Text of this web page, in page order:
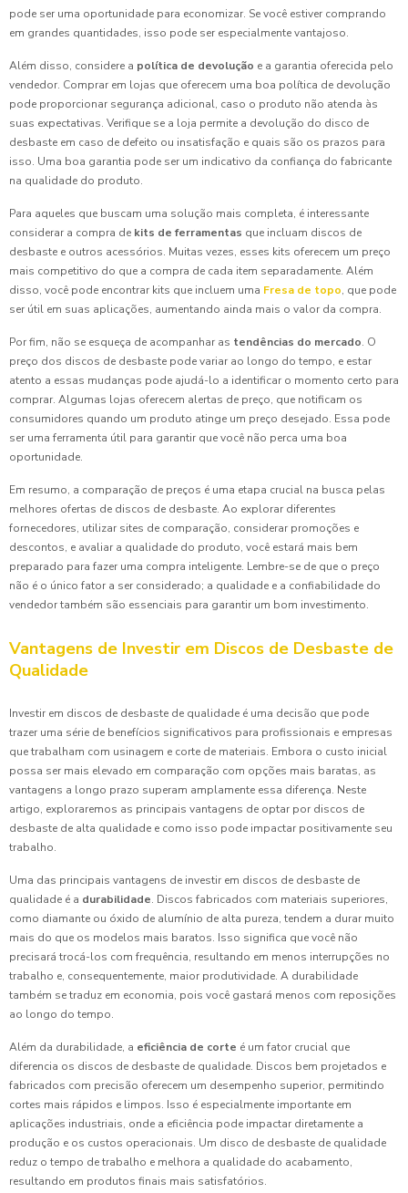
pode ser uma oportunidade para economizar. Se você estiver comprando
em grandes quantidades, isso pode ser especialmente vantajoso.
Além disso, considere a política de devolução e a garantia oferecida pelo
vendedor. Comprar em lojas que oferecem uma boa política de devolução
pode proporcionar segurança adicional, caso o produto não atenda às
suas expectativas. Verifique se a loja permite a devolução do disco de
desbaste em caso de defeito ou insatisfação e quais são os prazos para
isso. Uma boa garantia pode ser um indicativo da confiança do fabricante
na qualidade do produto.
Para aqueles que buscam uma solução mais completa, é interessante
considerar a compra de kits de ferramentas que incluam discos de
desbaste e outros acessórios. Muitas vezes, esses kits oferecem um preço
mais competitivo do que a compra de cada item separadamente. Além
disso, você pode encontrar kits que incluem uma Fresa de topo, que pode
ser útil em suas aplicações, aumentando ainda mais o valor da compra.
Por fim, não se esqueça de acompanhar as tendências do mercado. O
preço dos discos de desbaste pode variar ao longo do tempo, e estar
atento a essas mudanças pode ajudá-lo a identificar o momento certo para
comprar. Algumas lojas oferecem alertas de preço, que notificam os
consumidores quando um produto atinge um preço desejado. Essa pode
ser uma ferramenta útil para garantir que você não perca uma boa
oportunidade.
Em resumo, a comparação de preços é uma etapa crucial na busca pelas
melhores ofertas de discos de desbaste. Ao explorar diferentes
fornecedores, utilizar sites de comparação, considerar promoções e
descontos, e avaliar a qualidade do produto, você estará mais bem
preparado para fazer uma compra inteligente. Lembre-se de que o preço
não é o único fator a ser considerado; a qualidade e a confiabilidade do
vendedor também são essenciais para garantir um bom investimento.
Vantagens de Investir em Discos de Desbaste de
Qualidade
Investir em discos de desbaste de qualidade é uma decisão que pode
trazer uma série de benefícios significativos para profissionais e empresas
que trabalham com usinagem e corte de materiais. Embora o custo inicial
possa ser mais elevado em comparação com opções mais baratas, as
vantagens a longo prazo superam amplamente essa diferença. Neste
artigo, exploraremos as principais vantagens de optar por discos de
desbaste de alta qualidade e como isso pode impactar positivamente seu
trabalho.
Uma das principais vantagens de investir em discos de desbaste de
qualidade é a durabilidade. Discos fabricados com materiais superiores,
como diamante ou óxido de alumínio de alta pureza, tendem a durar muito
mais do que os modelos mais baratos. Isso significa que você não
precisará trocá-los com frequência, resultando em menos interrupções no
trabalho e, consequentemente, maior produtividade. A durabilidade
também se traduz em economia, pois você gastará menos com reposições
ao longo do tempo.
Além da durabilidade, a eficiência de corte é um fator crucial que
diferencia os discos de desbaste de qualidade. Discos bem projetados e
fabricados com precisão oferecem um desempenho superior, permitindo
cortes mais rápidos e limpos. Isso é especialmente importante em
aplicações industriais, onde a eficiência pode impactar diretamente a
produção e os custos operacionais. Um disco de desbaste de qualidade
reduz o tempo de trabalho e melhora a qualidade do acabamento,
resultando em produtos finais mais satisfatórios.